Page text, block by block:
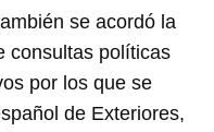
se acordó la
consultas políticas
por los que se
de Exteriores,